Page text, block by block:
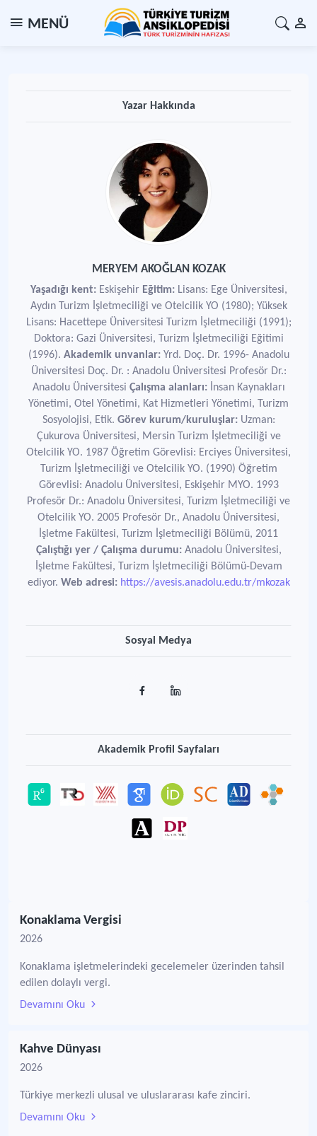
MENÜ
Yazar Hakkında
MERYEM AKOĞLAN KOZAK
Yaşadığı kent:Eskişehir Eğitim:Lisans: Ege Üniversitesi,
Aydın Turizm İşletmeciliği ve Otelcilik YO (1980); Yüksek
Lisans: Hacettepe Üniversitesi Turizm İşletmeciliği (1991);
Doktora: Gazi Üniversitesi, Turizm İşletmeciliği Eğitimi
(1996). Akademik unvanlar:Yrd. Doç. Dr. 1996- Anadolu
Üniversitesi Doç. Dr. : Anadolu Üniversitesi Profesör Dr.:
Anadolu Üniversitesi Çalışma alanları:İnsan Kaynakları
Yönetimi, Otel Yönetimi, Kat Hizmetleri Yönetimi, Turizm
Sosyolojisi, Etik. Görev kurum/kuruluşlar:Uzman:
Çukurova Üniversitesi, Mersin Turizm İşletmeciliği ve
Otelcilik YO. 1987 Öğretim Görevlisi: Erciyes Üniversitesi,
Turizm İşletmeciliği ve Otelcilik YO. (1990) Öğretim
Görevlisi: Anadolu Üniversitesi, Eskişehir MYO. 1993
Profesör Dr.: Anadolu Üniversitesi, Turizm İşletmeciliği ve
Otelcilik YO. 2005 Profesör Dr., Anadolu Üniversitesi,
İşletme Fakültesi, Turizm İşletmeciliği Bölümü, 2011
Çalıştığı yer / Çalışma durumu:Anadolu Üniversitesi,
İşletme Fakültesi, Turizm İşletmeciliği Bölümü-Devam
ediyor. Web adresi: https://avesis.anadolu.edu.tr/mkozak
Sosyal Medya
Akademik Profil Sayfaları
Konaklama Vergisi
2026
Konaklama işletmelerindeki gecelemeler üzerinden tahsil
edilen dolaylı vergi.
Devamını Oku
Kahve Dünyası
2026
Türkiye merkezli ulusal ve uluslararası kafe zinciri.
Devamını Oku